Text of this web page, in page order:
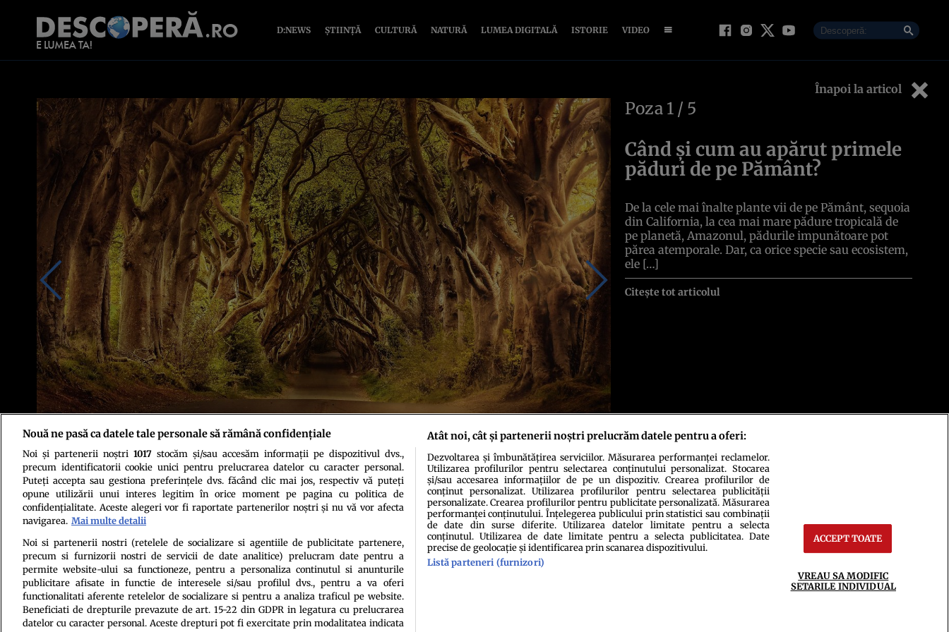
D:NEWS ȘTIINȚĂ CULTURĂ NATURĂ LUMEA DIGITALĂ ISTORIE VIDEO
Înapoi la articol
Poza 1 / 5
Când și cum au apărut primele
păduri de pe Pământ?
De la cele mai înalte plante vii de pe Pământ, sequoia
din California, la cea mai mare pădure tropicală de
pe planetă, Amazonul, pădurile impunătoare pot
părea atemporale. Dar, ca orice specie sau ecosistem,
ele […]
Citește tot articolul
Politica de cookiesTermeni şi condiţii Echipa redacțională Contact Setări Cookies
Nouă ne pasă ca datele tale personale să rămână confidențiale
Noi și partenerii noștri 1017stocăm și/sau accesăm informații pe dispozitivul dvs.,
precum identificatorii cookie unici pentru prelucrarea datelor cu caracter personal.
Puteți accepta sau gestiona preferințele dvs. făcând clic mai jos, respectiv vă puteți
opune utilizării unui interes legitim în orice moment pe pagina cu politica de
confidențialitate. Aceste alegeri vor fi raportate partenerilor noștri și nu vă vor afecta
navigarea. Mai multe detalii
Noi si partenerii nostri (retelele de socializare si agentiile de publicitate partenere,
precum si furnizorii nostri de servicii de date analitice) prelucram date pentru a
permite website-ului sa functioneze, pentru a personaliza continutul si anunturile
publicitare afisate in functie de interesele si/sau profilul dvs., pentru a va oferi
functionalitati aferente retelelor de socializare si pentru a analiza traficul pe website.
Beneficiati de drepturile prevazute de art. 15-22 din GDPR in legatura cu prelucrarea
datelor cu caracter personal. Aceste drepturi pot fi exercitate prin modalitatea indicata
Atât noi, cât și partenerii noștri prelucrăm datele pentru a oferi:
Dezvoltarea și îmbunătățirea serviciilor. Măsurarea performanței reclamelor.
Utilizarea profilurilor pentru selectarea conținutului personalizat. Stocarea
și/sau accesarea informațiilor de pe un dispozitiv. Crearea profilurilor de
conținut personalizat. Utilizarea profilurilor pentru selectarea publicității
personalizate. Crearea profilurilor pentru publicitate personalizată. Măsurarea
performanței conținutului. Înțelegerea publicului prin statistici sau combinații
de date din surse diferite. Utilizarea datelor limitate pentru a selecta
conținutul. Utilizarea de date limitate pentru a selecta publicitatea. Date
precise de geolocație și identificarea prin scanarea dispozitivului.
Listă parteneri (furnizori)
ACCEPT TOATE
VREAU SA MODIFIC
SETARILE INDIVIDUAL